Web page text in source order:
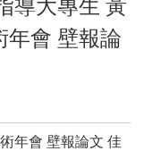
導大專生 黃
年會 壁報論
年會 壁報論文 佳